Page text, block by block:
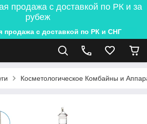
продажа с доставкой по РК и за
рубеж
продажа с доставкой по РК и СНГ
Косметологическое Комбайны и